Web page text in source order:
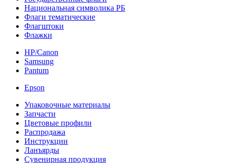
Национальная символика РБ
Флаги тематические
Флагштоки
Флажки
HP/Canon
Samsung
Pantum
Epson
Упаковочные материалы
Запчасти
Цветовые профили
Распродажа
Инструкции
Ланъярды
Сувенирная продукция